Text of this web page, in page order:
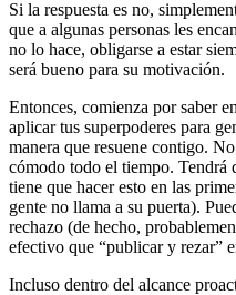
Si la respuesta es no,
que a algunas personas les
no lo hace, obligarse a estar
será bueno para su motivación.
Entonces, comienza por saber
aplicar tus superpoderes para
manera que resuene contigo.
cómodo todo el tiempo. Tendrá
tiene que hacer esto en las
gente no llama a su puerta).
rechazo (de hecho,
efectivo que “publicar y rezar”
Incluso dentro del alcance